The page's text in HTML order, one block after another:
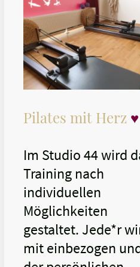
Pilates mit Herz ♥
Im Studio 44 wird
Training nach
individuellen
Möglichkeiten
gestaltet. Jede*r
mit einbezogen